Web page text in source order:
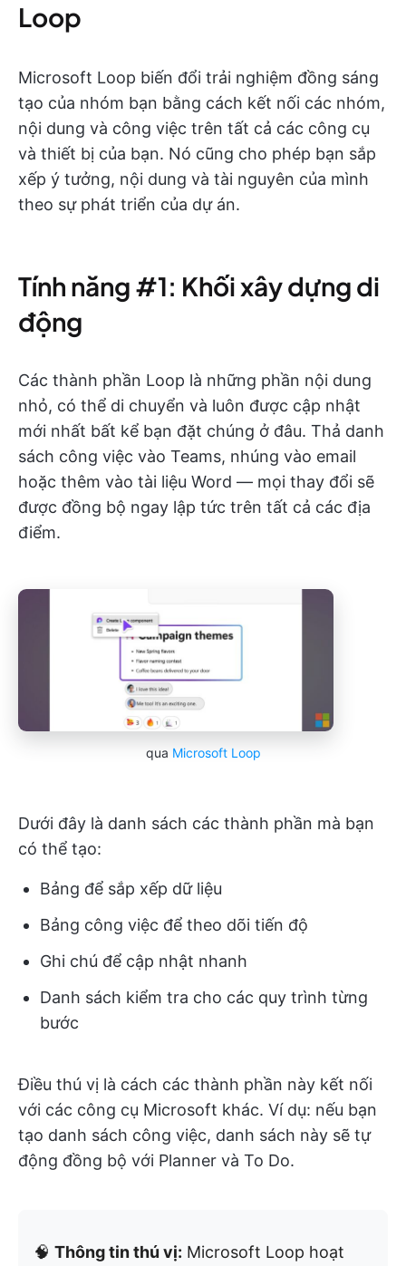
Loop
Microsoft Loop biến đổi trải nghiệm đồng sáng
tạo của nhóm bạn bằng cách kết nối các nhóm,
nội dung và công việc trên tất cả các công cụ
và thiết bị của bạn. Nó cũng cho phép bạn sắp
xếp ý tưởng, nội dung và tài nguyên của mình
theo sự phát triển của dự án.
Tính năng #1: Khối xây dựng di
động
Các thành phần Loop là những phần nội dung
nhỏ, có thể di chuyển và luôn được cập nhật
mới nhất bất kể bạn đặt chúng ở đâu. Thả danh
sách công việc vào Teams, nhúng vào email
hoặc thêm vào tài liệu Word — mọi thay đổi sẽ
được đồng bộ ngay lập tức trên tất cả các địa
điểm.
qua Microsoft Loop
Dưới đây là danh sách các thành phần mà bạn
có thể tạo:
Bảng để sắp xếp dữ liệu
Bảng công việc để theo dõi tiến độ
Ghi chú để cập nhật nhanh
Danh sách kiểm tra cho các quy trình từng
bước
Điều thú vị là cách các thành phần này kết nối
với các công cụ Microsoft khác. Ví dụ: nếu bạn
tạo danh sách công việc, danh sách này sẽ tự
động đồng bộ với Planner và To Do.
🧠 Thông tin thú vị: Microsoft Loop hoạt